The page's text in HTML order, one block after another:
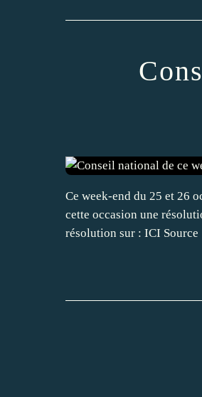
Ce week-end du 25 et 26
cette occasion une
résolution sur : ICI Source